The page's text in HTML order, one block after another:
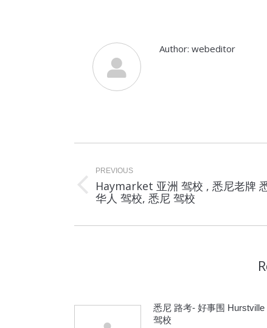
Author: webeditor
navigation
PREVIOUS
Previous
post:
Haymarket 亚洲 驾校 , 悉尼老牌
华人 驾校, 悉尼 驾校
悉尼 路考- 好事围 Hurstville
驾校